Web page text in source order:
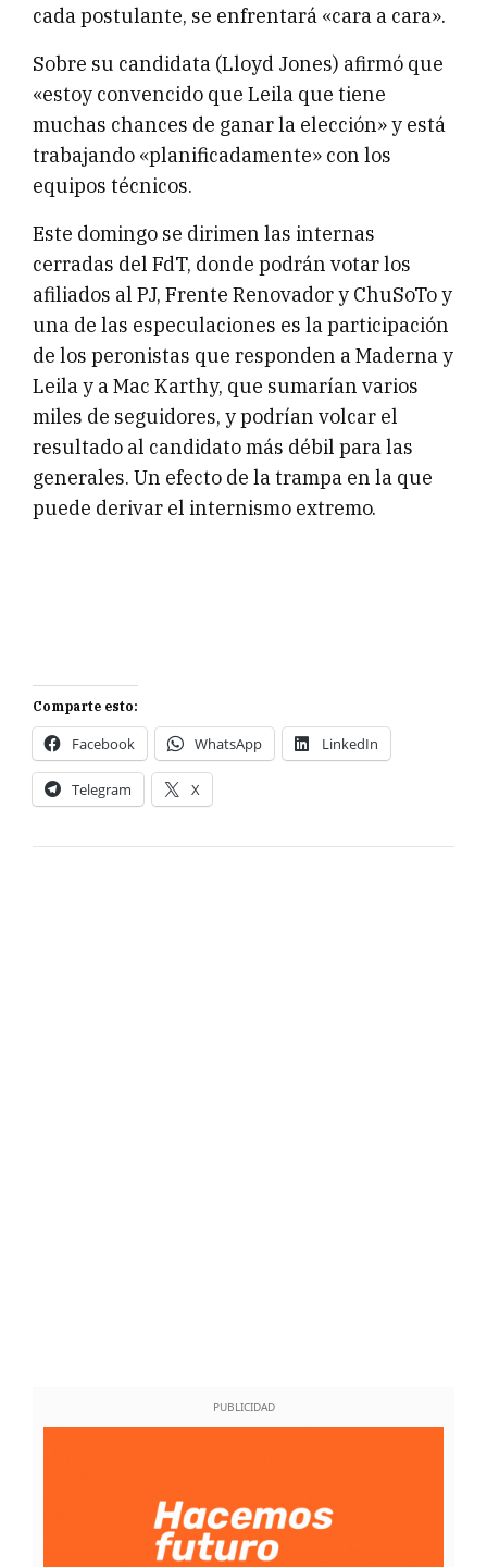
cada postulante, se enfrentará «cara a cara».
Sobre su candidata (Lloyd Jones) afirmó que
«estoy convencido que Leila que tiene
muchas chances de ganar la elección» y está
trabajando «planificadamente» con los
equipos técnicos.
Este domingo se dirimen las internas
cerradas del FdT, donde podrán votar los
afiliados al PJ, Frente Renovador y ChuSoTo y
una de las especulaciones es la participación
de los peronistas que responden a Maderna y
Leila y a Mac Karthy, que sumarían varios
miles de seguidores, y podrían volcar el
resultado al candidato más débil para las
generales. Un efecto de la trampa en la que
puede derivar el internismo extremo.
Comparte esto:
Facebook WhatsApp LinkedIn
Telegram X